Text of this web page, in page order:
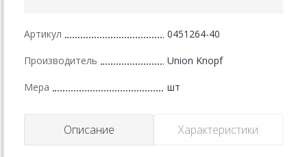
Артикул 0451264-40
Производитель Union Knopf
Мера шт
Описание Характеристики